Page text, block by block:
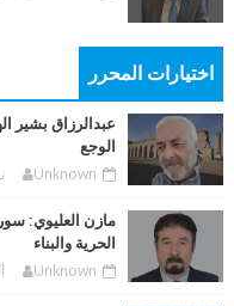
اختيارات المحرر
عبدالرزاق بشير
الوجع
Unknown
مازن العليوي:
الحرية والبناء
Unknown